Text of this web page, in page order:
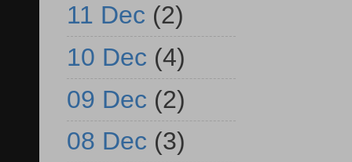
11 Dec (2)
10 Dec (4)
09 Dec (2)
08 Dec (3)